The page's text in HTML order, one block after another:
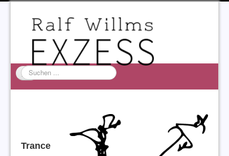
Suchen
...
Acta Litterarum
Trance